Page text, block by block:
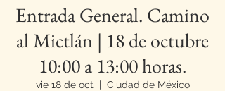
Entrada General. Camino
al Mictlán | 18 de octubre
10:00 a 13:00 horas.
vie 18 de oct
  |
Ciudad de México